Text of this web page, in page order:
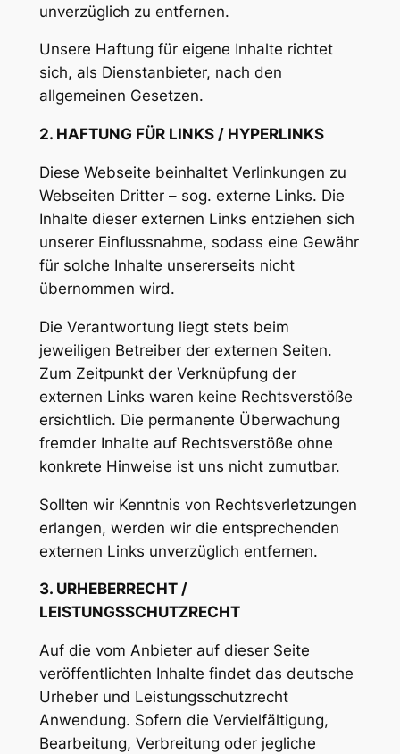
unverzüglich zu entfernen.
Unsere Haftung für eigene Inhalte richtet
sich, als Dienstanbieter, nach den
allgemeinen Gesetzen.
2. HAFTUNG FÜR LINKS / HYPERLINKS
Diese Webseite beinhaltet Verlinkungen zu
Webseiten Dritter – sog. externe Links. Die
Inhalte dieser externen Links entziehen sich
unserer Einflussnahme, sodass eine Gewähr
für solche Inhalte unsererseits nicht
übernommen wird.
Die Verantwortung liegt stets beim
jeweiligen Betreiber der externen Seiten.
Zum Zeitpunkt der Verknüpfung der
externen Links waren keine Rechtsverstöße
ersichtlich. Die permanente Überwachung
fremder Inhalte auf Rechtsverstöße ohne
konkrete Hinweise ist uns nicht zumutbar.
Sollten wir Kenntnis von Rechtsverletzungen
erlangen, werden wir die entsprechenden
externen Links unverzüglich entfernen.
3. URHEBERRECHT /
LEISTUNGSSCHUTZRECHT
Auf die vom Anbieter auf dieser Seite
veröffentlichten Inhalte findet das deutsche
Urheber und Leistungsschutzrecht
Anwendung. Sofern die Vervielfältigung,
Bearbeitung, Verbreitung oder jegliche